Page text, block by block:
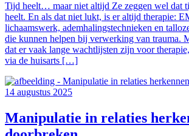
Tijd heelt… maar niet altijd Ze zeggen wel dat
heelt. En als dat niet lukt, is er altijd therapie:
lichaamswerk, ademhalingstechnieken en
die kunnen helpen bij verwerking van trauma.
dat er vaak lange wachtlijsten zijn voor
via de huisarts […]
14 augustus 2025
Manipulatie in relaties